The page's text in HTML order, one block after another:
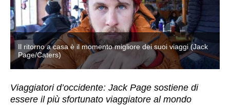
Il ritorno a casa è il momento migliore dei suoi viaggi (Jack
Page/Caters)
Viaggiatori d’occidente: Jack Page sostiene di
essere il più sfortunato viaggiatore al mondo